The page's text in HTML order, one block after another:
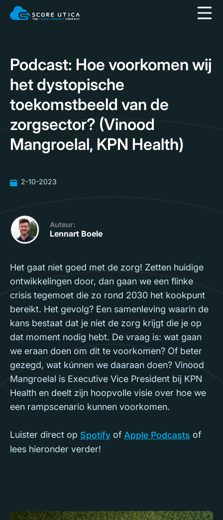
Podcast: Hoe voorkomen wij
het dystopische
toekomstbeeld van de
zorgsector? (Vinood
Mangroelal, KPN Health)
2-10-2023
Auteur:
Lennart Boele
Het gaat niet goed met de zorg! Zetten huidige
ontwikkelingen door, dan gaan we een flinke
crisis tegemoet die zo rond 2030 het kookpunt
bereikt. Het gevolg? Een samenleving waarin de
kans bestaat dat je niet de zorg krijgt die je op
dat moment nodig hebt. De vraag is: wat gaan
we eraan doen om dit te voorkomen? Of beter
gezegd, wat kúnnen we daaraan doen? Vinood
Mangroelal is Executive Vice President bij KPN
Health en deelt zijn hoopvolle visie over hoe we
een rampscenario kunnen voorkomen.
Luister direct op Spotify of Apple Podcasts of
lees hieronder verder!